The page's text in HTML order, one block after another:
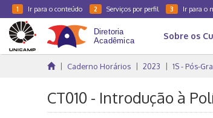
1 Ir para o conteúdo 2 Serviços por perfil 3 Ir para o
Sobre os
Caderno Horários 2023 1S - Pós-
CT010 - Introdução à